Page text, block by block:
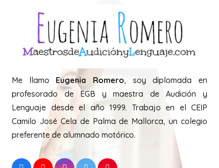
Me llamo Eugenia Romero, soy diplomada en
profesorado de EGB y maestra de Audición y
Lenguaje desde el año 1999. Trabajo en el CEIP
Camilo José Cela de Palma de Mallorca, un colegio
preferente de alumnado motórico.